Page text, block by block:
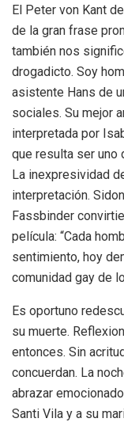
El Peter von Kant
de la gran frase
también nos
drogadicto. Soy
asistente Hans de
sociales. Su mejor
interpretada por
que resulta ser
La inexpresividad
interpretación.
Fassbinder
película: “Cada
sentimiento, hoy
comunidad gay de
Es oportuno
su muerte.
entonces. Sin
concuerdan. La
abrazar
Santi Vila y a su